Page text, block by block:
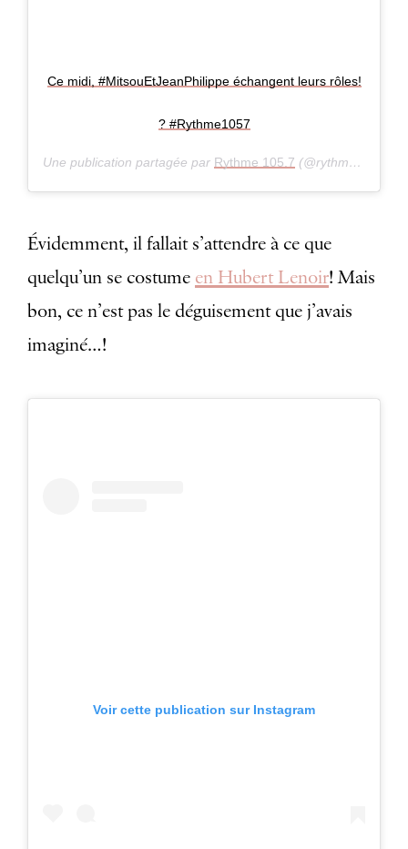
Ce midi, #MitsouEtJeanPhilippe échangent leurs rôles!
? #Rythme1057
Une publication partagée par Rythme 105.7 (@rythme1057) le
Évidemment, il fallait s’attendre à ce que
quelqu’un se costume en Hubert Lenoir! Mais
bon, ce n’est pas le déguisement que j’avais
imaginé…!
Voir cette publication sur Instagram